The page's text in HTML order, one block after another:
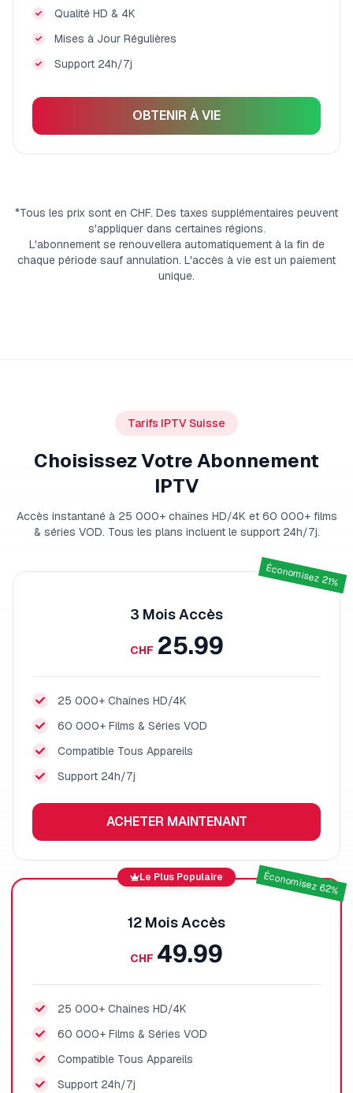
Qualité HD & 4K
Mises à Jour Régulières
Support 24h/7j
OBTENIR À VIE
*Tous les prix sont en CHF. Des taxes supplémentaires peuvent
s'appliquer dans certaines régions.
L'abonnement se renouvellera automatiquement à la fin de
chaque période sauf annulation. L'accès à vie est un paiement
unique.
Tarifs IPTV Suisse
Choisissez Votre Abonnement
IPTV
Accès instantané à 25 000+ chaînes HD/4K et 60 000+ films
& séries VOD. Tous les plans incluent le support 24h/7j.
Économisez 21%
3 MoisAccès
CHF 25.99
25 000+ Chaînes HD/4K
60 000+ Films & Séries VOD
Compatible Tous Appareils
Support 24h/7j
ACHETER MAINTENANT
Le Plus Populaire Économisez 62%
12 MoisAccès
CHF 49.99
25 000+ Chaînes HD/4K
60 000+ Films & Séries VOD
Compatible Tous Appareils
Support 24h/7j